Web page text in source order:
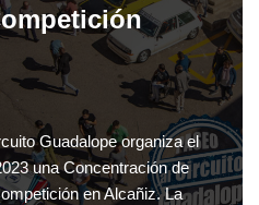
Guadalope organiza el
una Concentración de
en Alcañiz. La